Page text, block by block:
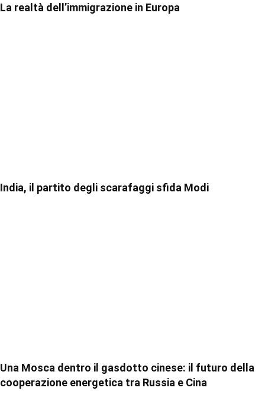
La realtà dell’immigrazione in Europa
India, il partito degli scarafaggi sfida Modi
Una Mosca dentro il gasdotto cinese: il futuro della
cooperazione energetica tra Russia e Cina